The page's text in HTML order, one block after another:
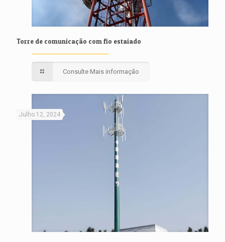
Torre de comunicação com fio estaiado
Consulte Mais informação
Julho 12, 2024